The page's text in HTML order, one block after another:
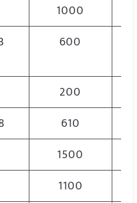
1000
600
200
610
1500
1100